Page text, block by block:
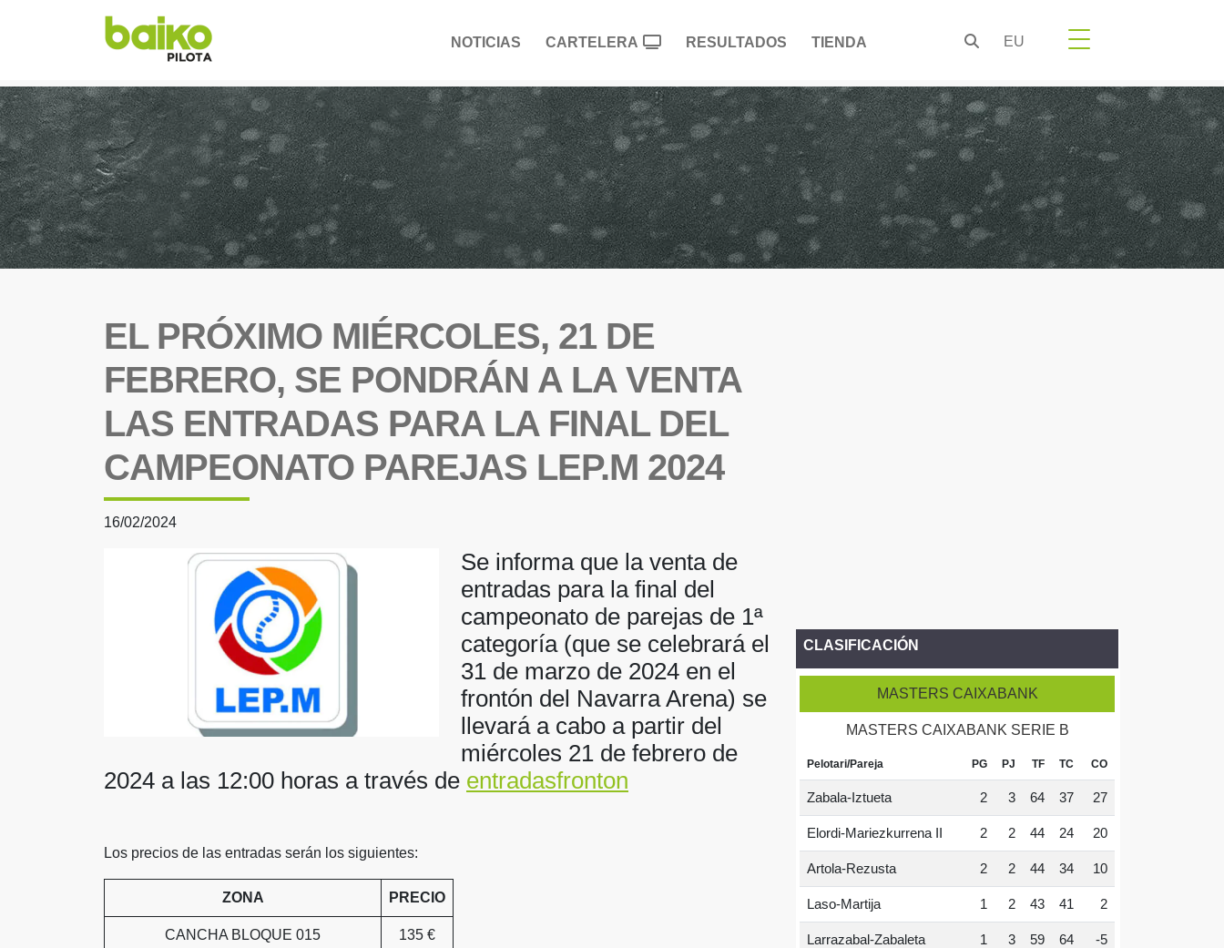
NOTICIAS CARTELERA RESULTADOS TIENDA EU
EL PRÓXIMO MIÉRCOLES, 21 DE
FEBRERO, SE PONDRÁN A LA VENTA
LAS ENTRADAS PARA LA FINAL DEL
CAMPEONATO PAREJAS LEP.M 2024
16/02/2024
Se informa que la venta de
entradas para la final del
campeonato de parejas de 1ª
categoría (que se celebrará el
31 de marzo de 2024 en el
frontón del Navarra Arena) se
llevará a cabo a partir del
miércoles 21 de febrero de
2024 a las 12:00 horas a través de entradasfronton
Los precios de las entradas serán los siguientes:
ZONA PRECIO
CANCHA BLOQUE 015 135 €
CLASIFICACIÓN
MASTERS CAIXABANK
MASTERS CAIXABANK SERIE B
Pelotari/Pareja PG PJ TF TC CO
Zabala-Iztueta 2 3 64 37 27
Elordi-Mariezkurrena II 2 2 44 24 20
Artola-Rezusta 2 2 44 34 10
Laso-Martija 1 2 43 41 2
Larrazabal-Zabaleta 1 3 59 64 -5